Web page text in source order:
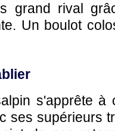
grand rival
Un boulot
s'apprête à
ses supérieurs